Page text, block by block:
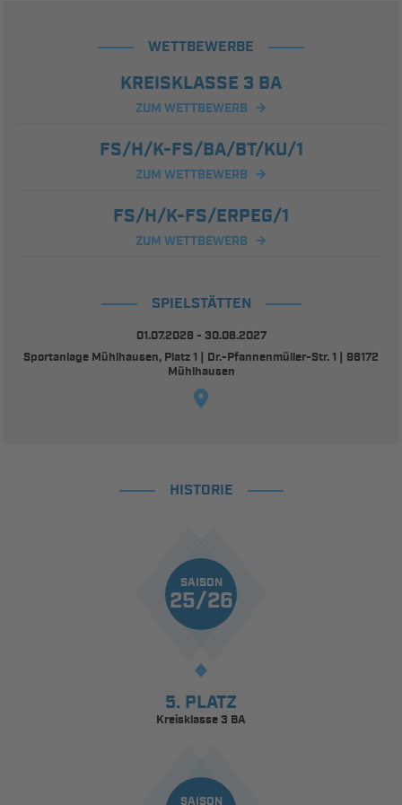
WETTBEWERBE
KREISKLASSE 3 BA
ZUM WETTBEWERB
FS/H/K-FS/BA/BT/KU/1
ZUM WETTBEWERB
FS/H/K-FS/ERPEG/1
ZUM WETTBEWERB
SPIELSTÄTTEN
01.07.2026 - 30.06.2027
Sportanlage Mühlhausen, Platz 1 | Dr.-Pfannenmüller-Str. 1 | 96172
Mühlhausen
HISTORIE
SAISON
25/26
5. PLATZ
Kreisklasse 3 BA
SAISON